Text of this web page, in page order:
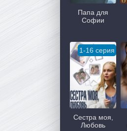
Папа для
Софии
1-16 серия
Сестра моя,
Любовь